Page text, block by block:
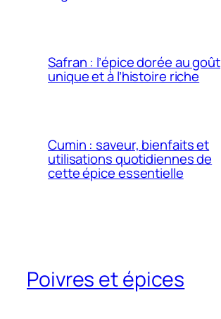
Safran : l’épice dorée au goût
unique et à l’histoire riche
Cumin : saveur, bienfaits et
utilisations quotidiennes de
cette épice essentielle
Poivres et épices